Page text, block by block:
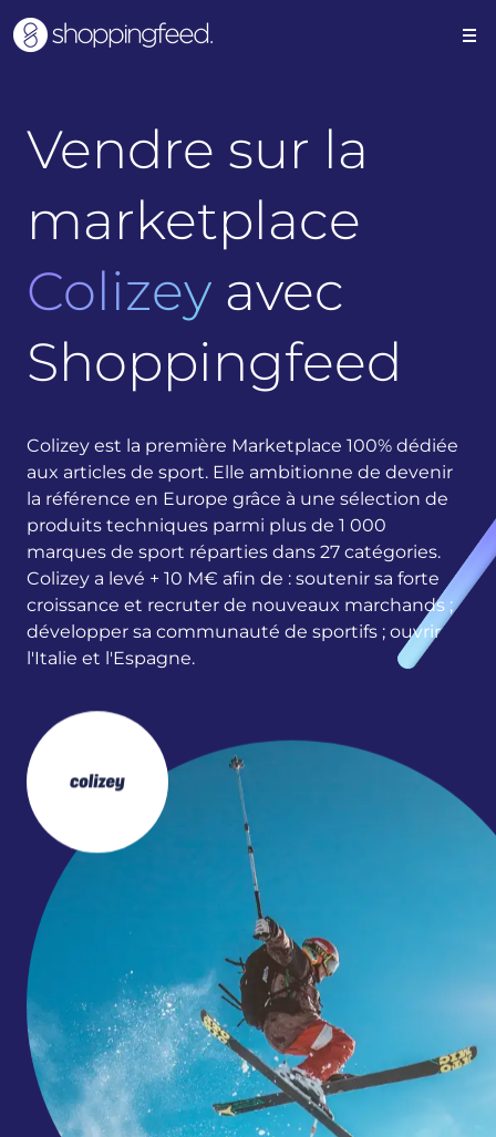
Vendre sur la
marketplace
Colizey avec
Shoppingfeed
Colizey est la première Marketplace 100% dédiée
aux articles de sport. Elle ambitionne de devenir
la référence en Europe grâce à une sélection de
produits techniques parmi plus de 1 000
marques de sport réparties dans 27 catégories.
Colizey a levé + 10 M€ afin de : soutenir sa forte
croissance et recruter de nouveaux marchands ;
développer sa communauté de sportifs ; ouvrir
l'Italie et l'Espagne.